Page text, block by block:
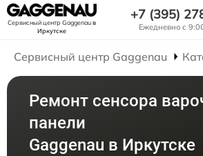
Сервисный центр Gaggenauв
Иркутске
+7 (395)
Ежедневно с
Сервисный центр Gaggenau
Ремонт сенсора
панели
Gaggenau в Иркутске